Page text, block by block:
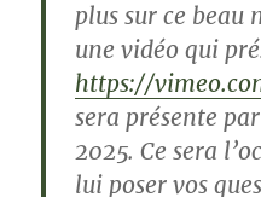
plus sur ce beau
une vidéo qui
https://
sera présente
2025. Ce sera
lui poser vos